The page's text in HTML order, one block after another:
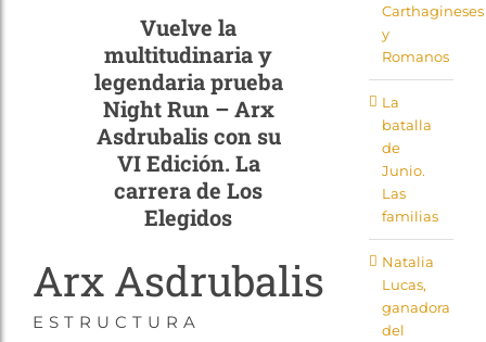
Vuelve la
multitudinaria y
legendaria prueba
Night Run – Arx
Asdrubalis con su
VI Edición. La
carrera de Los
Elegidos
Arx Asdrubalis
ESTRUCTURA
Carthagineses
y
Romanos
La
batalla
de
Junio.
Las
familias
Natalia
Lucas,
ganadora
del